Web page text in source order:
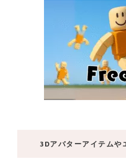
3Dアバターアイテムや